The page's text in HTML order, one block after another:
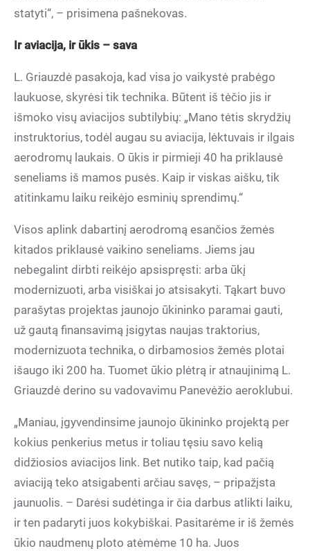
statyti“, – prisimena pašnekovas.
Ir aviacija, ir ūkis – sava
L. Griauzdė pasakoja, kad visa jo vaikystė prabėgo
laukuose, skyrėsi tik technika. Būtent iš tėčio jis ir
išmoko visų aviacijos subtilybių: „Mano tėtis skrydžių
instruktorius, todėl augau su aviacija, lėktuvais ir ilgais
aerodromų laukais. O ūkis ir pirmieji 40 ha priklausė
seneliams iš mamos pusės. Kaip ir viskas aišku, tik
atitinkamu laiku reikėjo esminių sprendimų.“
Visos aplink dabartinį aerodromą esančios žemės
kitados priklausė vaikino seneliams. Jiems jau
nebegalint dirbti reikėjo apsispręsti: arba ūkį
modernizuoti, arba visiškai jo atsisakyti. Tąkart buvo
parašytas projektas jaunojo ūkininko paramai gauti,
už gautą finansavimą įsigytas naujas traktorius,
modernizuota technika, o dirbamosios žemės plotai
išaugo iki 200 ha. Tuomet ūkio plėtrą ir atnaujinimą L.
Griauzdė derino su vadovavimu Panevėžio aeroklubui.
„Maniau, įgyvendinsime jaunojo ūkininko projektą per
kokius penkerius metus ir toliau tęsiu savo kelią
didžiosios aviacijos link. Bet nutiko taip, kad pačią
aviaciją teko atsigabenti arčiau savęs, – pripažįsta
jaunuolis. – Darėsi sudėtinga ir čia darbus atlikti laiku,
ir ten padaryti juos kokybiškai. Pasitarėme ir iš žemės
ūkio naudmenų ploto atėmėme 10 ha. Juos